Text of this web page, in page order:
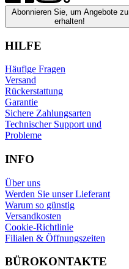
Abonnieren Sie, um Angebote zu
erhalten!
HILFE
Häufige Fragen
Versand
Rückerstattung
Garantie
Sichere Zahlungsarten
Technischer Support und
Probleme
INFO
Über uns
Werden Sie unser Lieferant
Warum so günstig
Versandkosten
Cookie-Richtlinie
Filialen & Öffnungszeiten
BÜROKONTAKTE